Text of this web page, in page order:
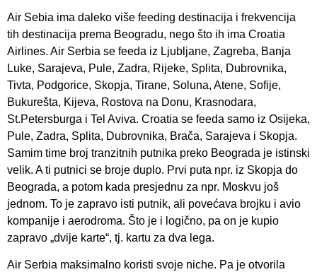
Air Sebia ima daleko više feeding destinacija i frekvencija
tih destinacija prema Beogradu, nego što ih ima Croatia
Airlines. Air Serbia se feeda iz Ljubljane, Zagreba, Banja
Luke, Sarajeva, Pule, Zadra, Rijeke, Splita, Dubrovnika,
Tivta, Podgorice, Skopja, Tirane, Soluna, Atene, Sofije,
Bukurešta, Kijeva, Rostova na Donu, Krasnodara,
St.Petersburga i Tel Aviva. Croatia se feeda samo iz Osijeka,
Pule, Zadra, Splita, Dubrovnika, Brača, Sarajeva i Skopja.
Samim time broj tranzitnih putnika preko Beograda je istinski
velik. A ti putnici se broje duplo. Prvi puta npr. iz Skopja do
Beograda, a potom kada presjednu za npr. Moskvu još
jednom. To je zapravo isti putnik, ali povećava brojku i avio
kompanije i aerodroma. Što je i logično, pa on je kupio
zapravo „dvije karte“, tj. kartu za dva lega.
Air Serbia maksimalno koristi svoje niche. Pa je otvorila